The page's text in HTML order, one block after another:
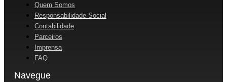
Quem Somos
Responsabilidade Social
Contabilidade
Parceiros
Imprensa
FAQ
Navegue